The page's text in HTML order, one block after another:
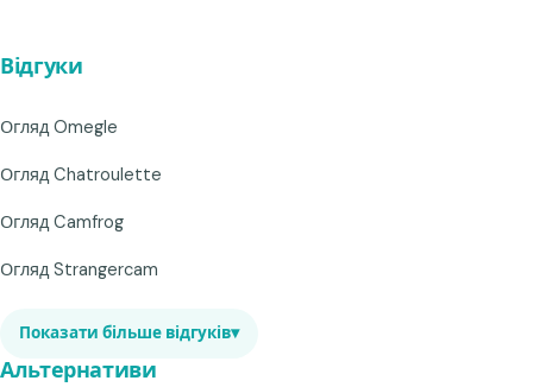
Відгуки
Огляд Omegle
Огляд Chatroulette
Огляд Camfrog
Огляд Strangercam
Показати більше відгуків▾
Альтернативи